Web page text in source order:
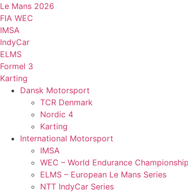
Videre
til
indhold
Le Mans 2026
FIA WEC
IMSA
IndyCar
ELMS
Formel 3
Karting
Dansk Motorsport
TCR Denmark
Nordic 4
Karting
International Motorsport
IMSA
WEC – World Endurance Championship
ELMS – European Le Mans Series
NTT IndyCar Series